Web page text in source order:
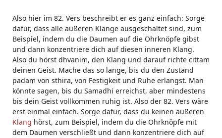
Also hier im 82. Vers beschreibt er es ganz einfach: Sorge
dafür, dass alle äußeren Klänge ausgeschaltet sind, zum
Beispiel, indem du die Daumen auf die Ohrknöpfe gibst
und dann konzentriere dich auf diesen inneren Klang.
Also du hörst dhvaniṃ, den Klang und darauf richte cittaṃ
deinen Geist. Mache das so lange, bis du den Zustand
padaṃ von sthira, von Festigkeit und Ruhe erlangst. Man
könnte sagen, bis du Samadhi erreichst, aber mindestens
bis dein Geist vollkommen ruhig ist. Also der 82. Vers wäre
erst einmal einfach. Sorge dafür, dass du keinen äußeren
Klang hörst, zum Beispiel, indem du die Ohrknöpfe mit
dem Daumen verschließt und dann konzentriere dich auf